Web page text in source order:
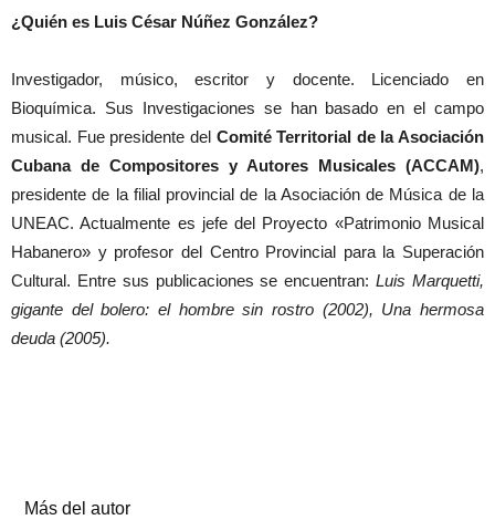
¿Quién es Luis César Núñez González?
Investigador, músico, escritor y docente. Licenciado en
Bioquímica. Sus Investigaciones se han basado en el campo
musical. Fue presidente del Comité Territorial de la Asociación
Cubana de Compositores y Autores Musicales (ACCAM),
presidente de la filial provincial de la Asociación de Música de la
UNEAC. Actualmente es jefe del Proyecto «Patrimonio Musical
Habanero» y profesor del Centro Provincial para la Superación
Cultural. Entre sus publicaciones se encuentran:Luis Marquetti,
gigante del bolero: el hombre sin rostro (2002), Una hermosa
deuda (2005).
Más del autor